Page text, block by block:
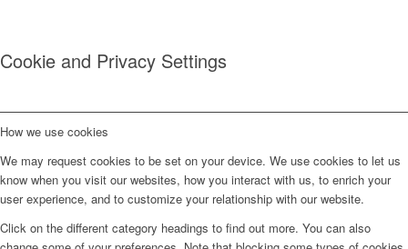
Cookie and Privacy Settings
How we use cookies
We may request cookies to be set on your device. We use cookies to let us
know when you visit our websites, how you interact with us, to enrich your
user experience, and to customize your relationship with our website.
Click on the different category headings to find out more. You can also